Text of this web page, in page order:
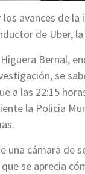
avances de
de Uber,
Bernal,
se
a las 22:15
la Policía
una cámara
se aprecia